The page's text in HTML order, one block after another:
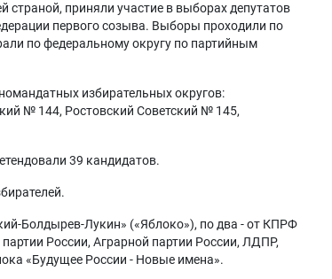
страной, приняли участие в выборах депутатов
первого созыва. Выборы проходили по
по федеральному округу по партийным
избирательных округов:
№ 144, Ростовский Советский № 145,
39 кандидатов.
Болдырев-Лукин» («Яблоко»), по два - от КПРФ
России, Аграрной партии России, ЛДПР,
«Будущее России - Новые имена».